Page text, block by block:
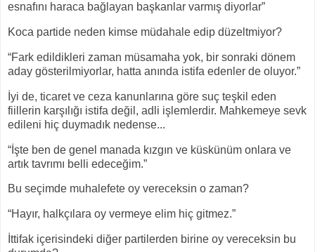
esnafını haraca bağlayan başkanlar varmış diyorlar”
Koca partide neden kimse müdahale edip düzeltmiyor?
“Fark edildikleri zaman müsamaha yok, bir sonraki dönem
aday gösterilmiyorlar, hatta anında istifa edenler de oluyor.”
İyi de, ticaret ve ceza kanunlarına göre suç teşkil eden
fiillerin karşılığı istifa değil, adli işlemlerdir. Mahkemeye sevk
edileni hiç duymadık nedense...
“İşte ben de genel manada kızgın ve küskünüm onlara ve
artık tavrımı belli edeceğim.”
Bu seçimde muhalefete oy vereceksin o zaman?
“Hayır, halkçılara oy vermeye elim hiç gitmez.”
İttifak içerisindeki diğer partilerden birine oy vereceksin bu